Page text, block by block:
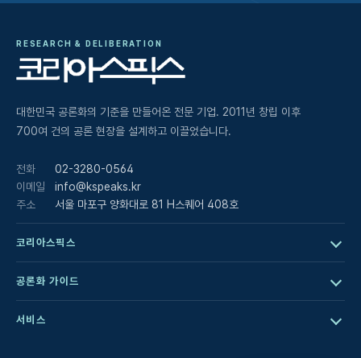
RESEARCH & DELIBERATION
대한민국 공론화의 기준을 만들어온 전문 기업. 2011년 창립 이후
700여 건의 공론 현장을 설계하고 이끌었습니다.
전화
02-3280-0564
이메일
info@kspeaks.kr
주소
서울 마포구 양화대로 81 H스퀘어 408호
코리아스픽스
공론화 가이드
서비스